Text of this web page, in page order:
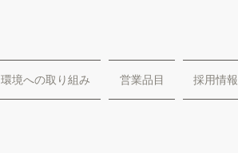
環境への取り組み 営業品目 採用情報